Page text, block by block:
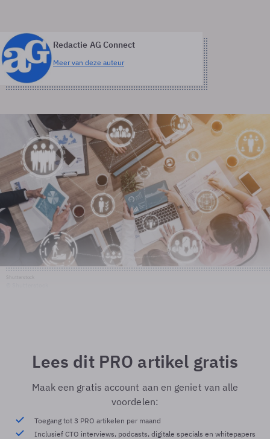
Redactie AG Connect
Meer van deze auteur
Lees dit PRO artikel gratis
Maak een gratis account aan en geniet van alle
voordelen:
Toegang tot 3 PRO artikelen per maand
Inclusief CTO interviews, podcasts, digitale specials en whitepapers